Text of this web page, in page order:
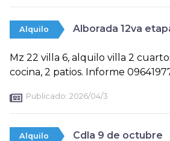
Alquilo Alborada 12va
Mz 22 villa 6, alquilo villa 2
cocina, 2 patios. Informe
Publicado: 2026/04/3
Alquilo Cdla 9 de octubre